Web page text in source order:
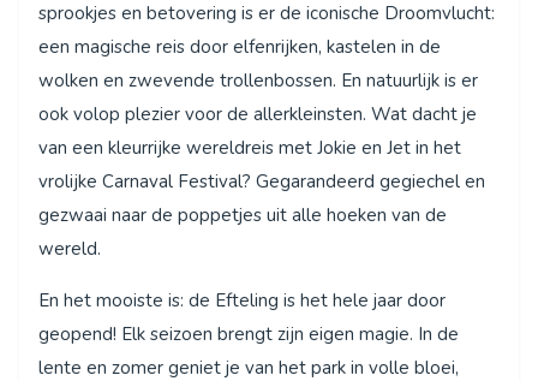
sprookjes en betovering is er de iconische Droomvlucht:
een magische reis door elfenrijken, kastelen in de
wolken en zwevende trollenbossen. En natuurlijk is er
ook volop plezier voor de allerkleinsten. Wat dacht je
van een kleurrijke wereldreis met Jokie en Jet in het
vrolijke Carnaval Festival? Gegarandeerd gegiechel en
gezwaai naar de poppetjes uit alle hoeken van de
wereld.
En het mooiste is: de Efteling is het hele jaar door
geopend! Elk seizoen brengt zijn eigen magie. In de
lente en zomer geniet je van het park in volle bloei,